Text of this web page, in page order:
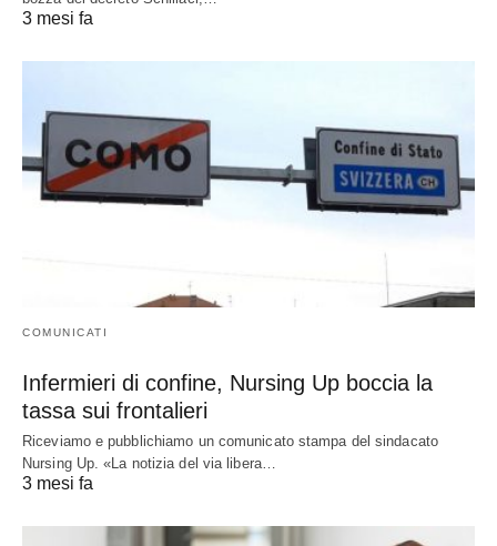
3 mesi fa
COMUNICATI
Infermieri di confine, Nursing Up boccia la
tassa sui frontalieri
Riceviamo e pubblichiamo un comunicato stampa del sindacato
Nursing Up. «La notizia del via libera…
3 mesi fa